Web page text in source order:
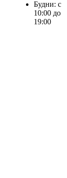
Будни: с
10:00 до
19:00